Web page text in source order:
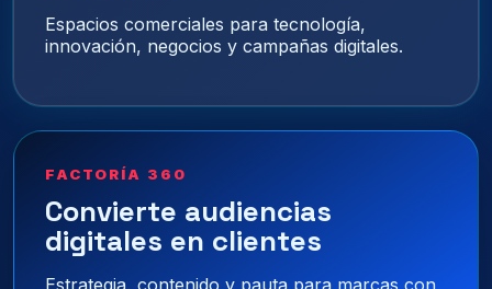
Espacios comerciales para tecnología,
innovación, negocios y campañas digitales.
FACTORÍA 360
Convierte audiencias
digitales en clientes
Estrategia, contenido y pauta para marcas con